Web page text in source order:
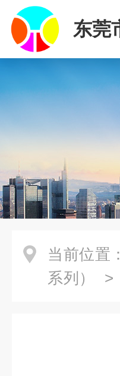
东莞
当前位置：
系列）
>